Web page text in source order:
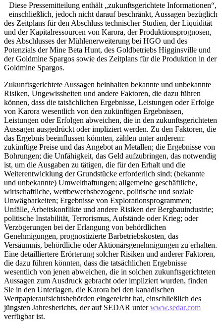
Diese Pressemitteilung enthält „zukunftsgerichtete Informationen“,
einschließlich, jedoch nicht darauf beschränkt, Aussagen bezüglich
des Zeitplans für den Abschluss technischer Studien, der Liquidität
und der Kapitalressourcen von Karora, der Produktionsprognosen,
des Abschlusses der Mühlenerweiterung bei HGO und des
Potenzials der Mine Beta Hunt, des Goldbetriebs Higginsville und
der Goldmine Spargos sowie des Zeitplans für die Produktion in der
Goldmine Spargos.
Zukunftsgerichtete Aussagen beinhalten bekannte und unbekannte
Risiken, Ungewissheiten und andere Faktoren, die dazu führen
können, dass die tatsächlichen Ergebnisse, Leistungen oder Erfolge
von Karora wesentlich von den zukünftigen Ergebnissen,
Leistungen oder Erfolgen abweichen, die in den zukunftsgerichteten
Aussagen ausgedrückt oder impliziert werden. Zu den Faktoren, die
das Ergebnis beeinflussen könnten, zählen unter anderem:
zukünftige Preise und das Angebot an Metallen; die Ergebnisse von
Bohrungen; die Unfähigkeit, das Geld aufzubringen, das notwendig
ist, um die Ausgaben zu tätigen, die für den Erhalt und die
Weiterentwicklung der Grundstücke erforderlich sind; (bekannte
und unbekannte) Umwelthaftungen; allgemeine geschäftliche,
wirtschaftliche, wettbewerbsbezogene, politische und soziale
Unwägbarkeiten; Ergebnisse von Explorationsprogrammen;
Unfälle, Arbeitskonflikte und andere Risiken der Bergbauindustrie;
politische Instabilität, Terrorismus, Aufstände oder Krieg; oder
Verzögerungen bei der Erlangung von behördlichen
Genehmigungen, prognostizierte Barbetriebskosten, das
Versäumnis, behördliche oder Aktionärsgenehmigungen zu erhalten.
Eine detailliertere Erörterung solcher Risiken und anderer Faktoren,
die dazu führen könnten, dass die tatsächlichen Ergebnisse
wesentlich von jenen abweichen, die in solchen zukunftsgerichteten
Aussagen zum Ausdruck gebracht oder impliziert wurden, finden
Sie in den Unterlagen, die Karora bei den kanadischen
Wertpapieraufsichtsbehörden eingereicht hat, einschließlich des
jüngsten Jahresberichts, der auf SEDAR unterwww.sedar.com
verfügbar ist.